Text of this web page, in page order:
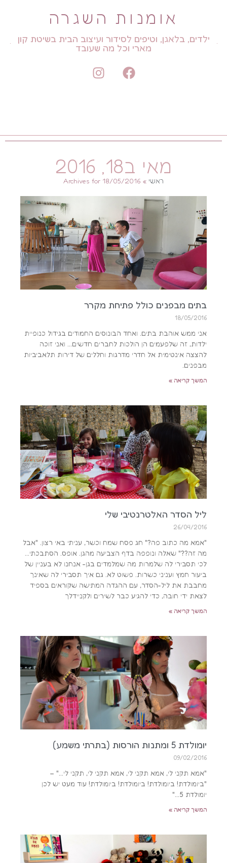
אומנות השגרה
ילדים, בלאגן, וטיפים לסידור ועיצוב הבית בשיטת קון
מארי וכל מה שעובד
מאי ב18, 2016
ראשי »
Archives for 18/05/2016
בתים מבפנים כולל פתיחת מקרר
18/05/2016
אני ממש אוהבת בתים. ואחד הבונוסים החמודים בגידול כנופיית
ילדות, זה שלפעמים הן הולכות לחברים חדשים… ואני זוכה
להצצה אינטימית אל חדרי מדרגות וחללים של דירות תלאביביות
מבפנים.
המשך קריאה »
ליל הסדר האלטרנטיבי שלי
26/04/2016
"אמא מה כתוב פה?" חג פסח שמח וכשר, עניתי באי רצון. "אבל
מה זה??" שאלה ונופפה בדף הצביעה מהגן. אופס. הסתבכתי…
לכי תסבירי לה שלמרות מה שמלמדים בגן- אנחנו לא בעניין של
ביעור חמץ ועניני כשרות. פשוט לא. גם איך תסבירי לה שאינך
מחבבת את ליל-הסדר, עם ההגדה המתישה שקוראים בספיד
לצאת ידי חובה, כדי להגיע כבר לשירים ולקניידלך
המשך קריאה »
יומולדת 5 ומתנות הורסות (בתרתי משמע)
09/02/2016
"אמא תקני לי, אמא תקני לי, אמא תקני לי, תקני לי…" –
"ביומולדת! ביומולדת! ביומולדת! ביומולדת! עוד מעט יש לכן
יומולדת 5…"
המשך קריאה »